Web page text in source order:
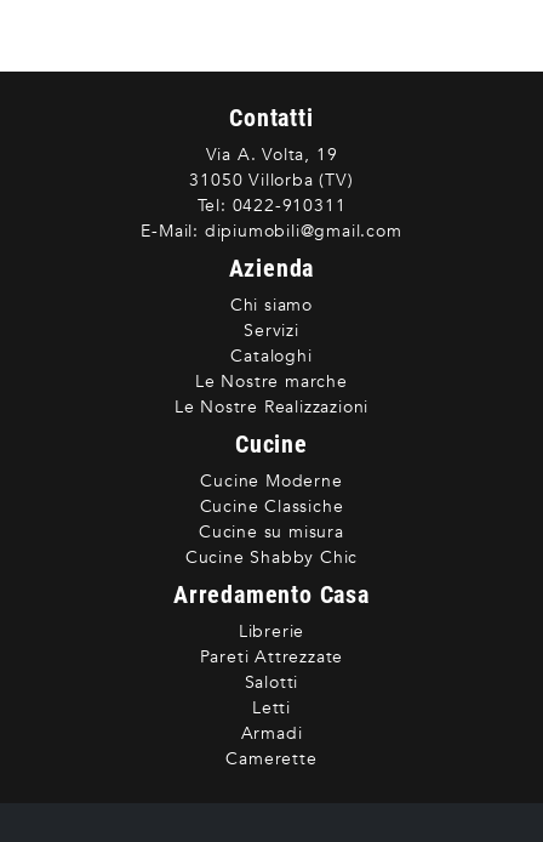
Contatti
Via A. Volta, 19
31050 Villorba (TV)
Tel: 0422-910311
E-Mail: dipiumobili@gmail.com
Azienda
Chi siamo
Servizi
Cataloghi
Le Nostre marche
Le Nostre Realizzazioni
Cucine
Cucine Moderne
Cucine Classiche
Cucine su misura
Cucine Shabby Chic
Arredamento Casa
Librerie
Pareti Attrezzate
Salotti
Letti
Armadi
Camerette